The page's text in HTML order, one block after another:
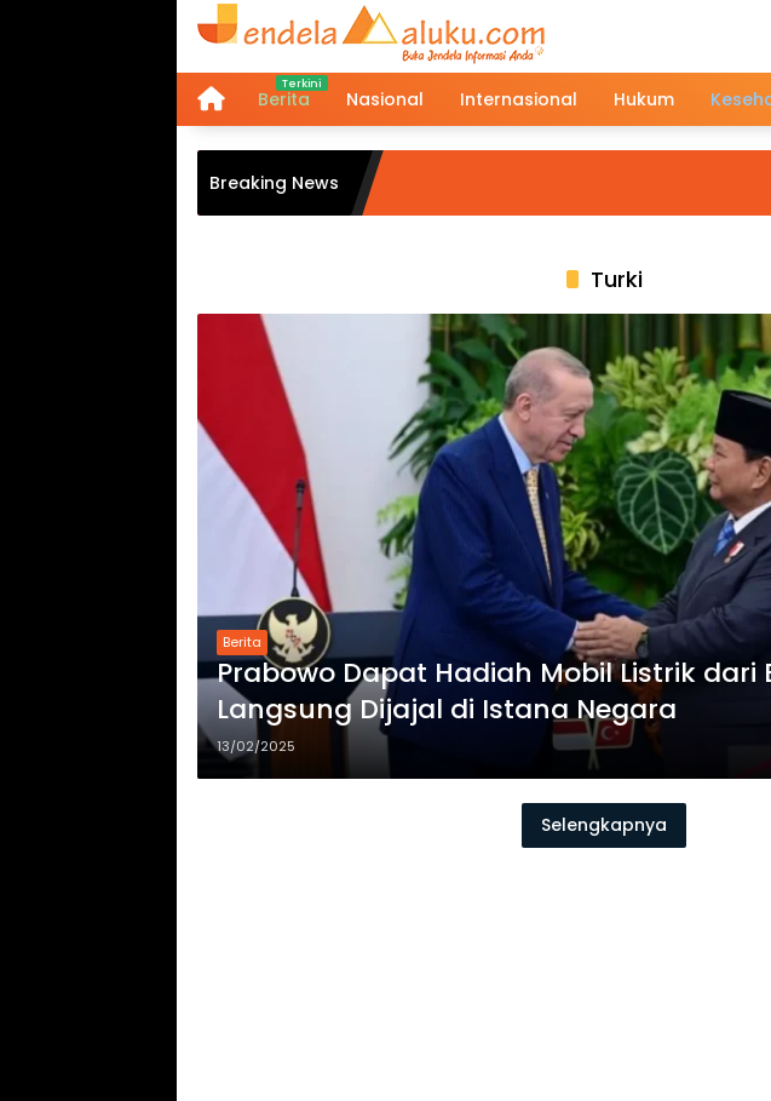
Home
Berita Nasional Internasional Hukum
Breaking News
Turki
Berita
Prabowo Dapat Hadiah Mobil Listrik dari
Langsung Dijajal di Istana Negara
13/02/2025
Selengkapnya